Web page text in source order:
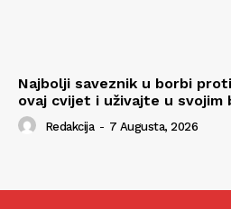
Najbolji saveznik u borbi
ovaj cvijet i uživajte u svojim
Redakcija - 7 Augusta, 2026